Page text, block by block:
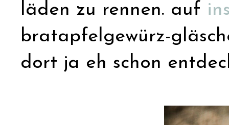
läden zu rennen. auf
bratapfelgewürz-
dort ja eh schon